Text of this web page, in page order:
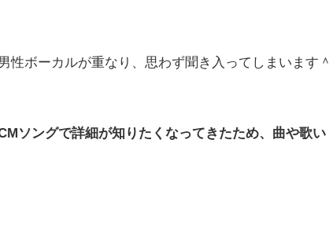
性ボーカルが重なり、思わず聞き入ってしまいます＾
ソングで詳細が知りたくなってきたため、曲や歌い